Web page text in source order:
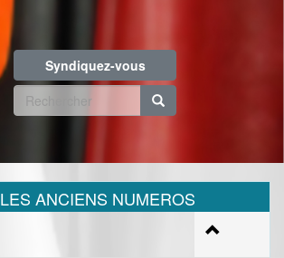
Syndiquez-vous
Formulaire
recherche
LES ANCIENS NUMEROS